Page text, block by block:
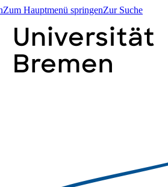
Zum Hauptmenü springenZur Suche